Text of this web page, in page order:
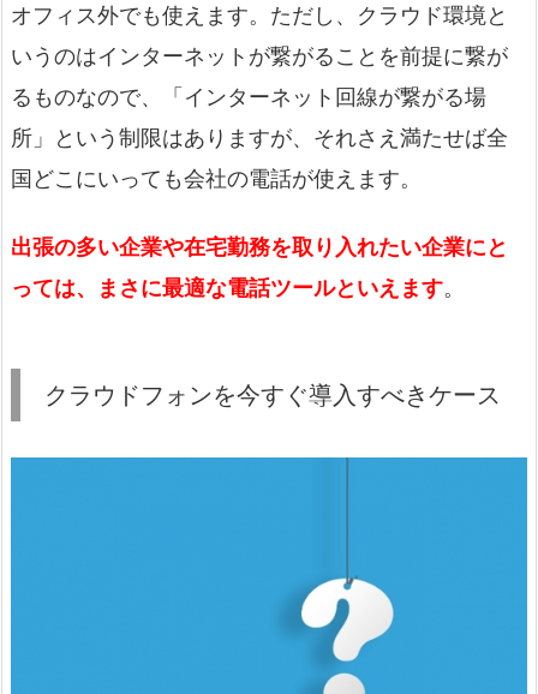
オフィス外でも使えます。ただし、クラウド環境と
いうのはインターネットが繋がることを前提に繋が
るものなので、「インターネット回線が繋がる場
所」という制限はありますが、それさえ満たせば全
国どこにいっても会社の電話が使えます。
出張の多い企業や在宅勤務を取り入れたい企業にと
っては、まさに最適な電話ツールといえます。
クラウドフォンを今すぐ導入すべきケース